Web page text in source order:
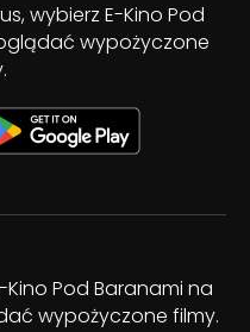
wybierz E-Kino Pod
wypożyczone
Pod Baranami na
wypożyczone filmy.